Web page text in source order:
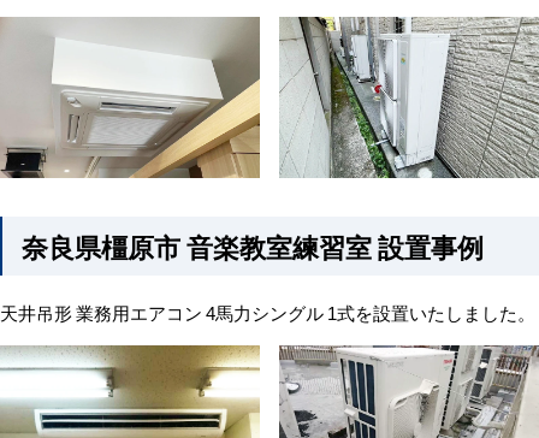
奈良県橿原市 音楽教室練習室 設置事例
天井吊形 業務用エアコン 4馬力シングル 1式を設置いたしました。